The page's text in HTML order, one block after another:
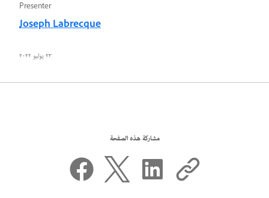
Presenter
Joseph Labrecque
٢٣ يوليو ٢٠٢٢
مشاركة هذه الصفحة